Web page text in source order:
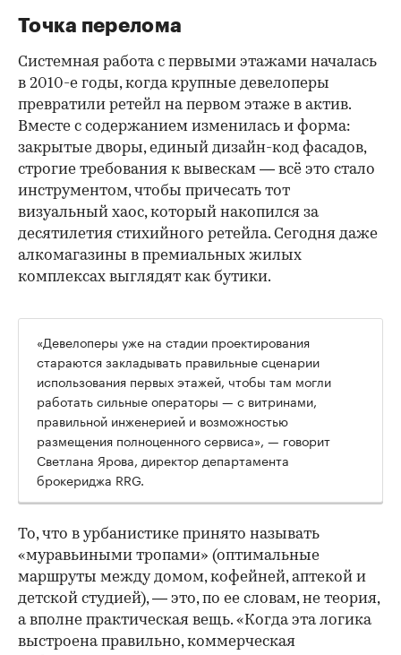
Точка перелома
Системная работа с первыми этажами началась
в 2010-е годы, когда крупные девелоперы
превратили ретейл на первом этаже в актив.
Вместе с содержанием изменилась и форма:
закрытые дворы, единый дизайн-код фасадов,
строгие требования к вывескам — всё это стало
инструментом, чтобы причесать тот
визуальный хаос, который накопился за
десятилетия стихийного ретейла. Сегодня даже
алкомагазины в премиальных жилых
комплексах выглядят как бутики.
00:00
«Девелоперы уже на стадии проектирования
стараются закладывать правильные сценарии
использования первых этажей, чтобы там могли
работать сильные операторы — с витринами,
правильной инженерией и возможностью
размещения полноценного сервиса», — говорит
Светлана Ярова, директор департамента
брокериджа RRG.
То, что в урбанистике принято называть
«муравьиными тропами» (оптимальные
маршруты между домом, кофейней, аптекой и
детской студией), — это, по ее словам, не теория,
а вполне практическая вещь. «Когда эта логика
выстроена правильно, коммерческая